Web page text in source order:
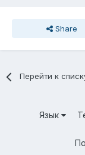
Share
Перейти к
Язык